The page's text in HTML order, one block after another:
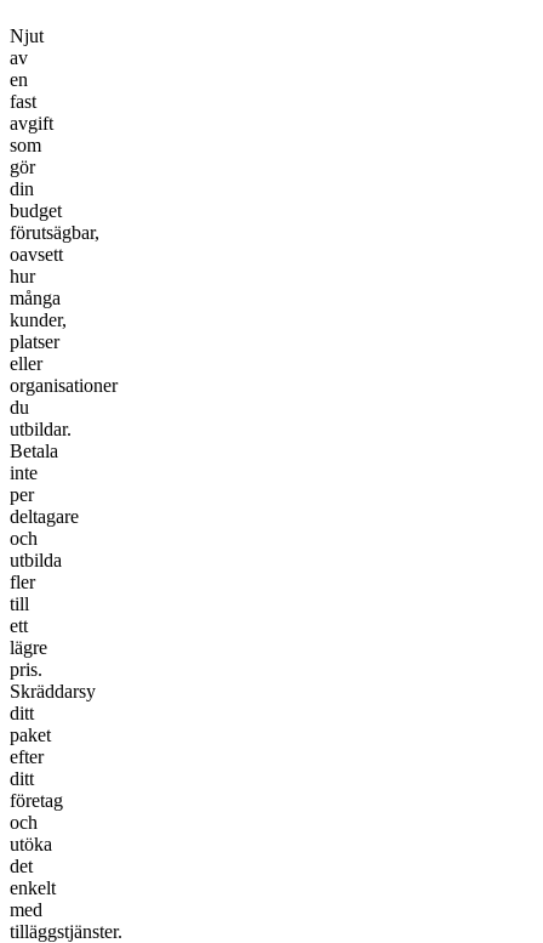
Njut
av
en
fast
avgift
som
gör
din
budget
förutsägbar,
oavsett
hur
många
kunder,
platser
eller
organisationer
du
utbildar.
Betala
inte
per
deltagare
och
utbilda
fler
till
ett
lägre
pris.
Skräddarsy
ditt
paket
efter
ditt
företag
och
utöka
det
enkelt
med
tilläggstjänster.